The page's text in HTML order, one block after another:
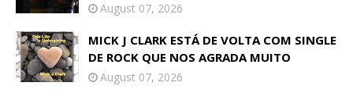
August 07, 2026
MICK J CLARK ESTÁ DE VOLTA COM SINGLE
DE ROCK QUE NOS AGRADA MUITO
August 07, 2026